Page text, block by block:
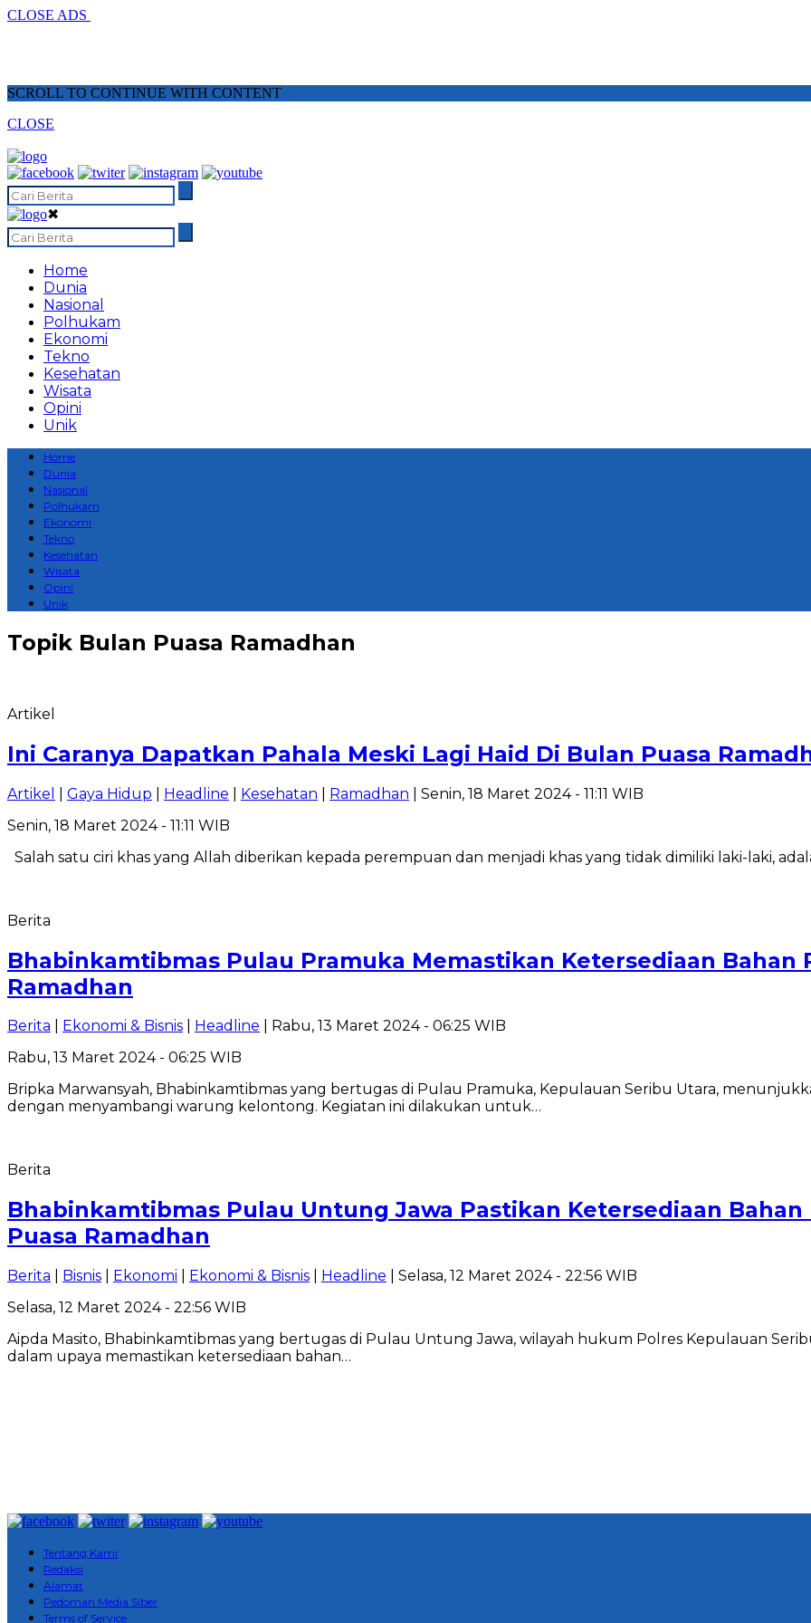
CLOSE ADS
SCROLL TO CONTINUE WITH CONTENT
CLOSE
✖
Home
Dunia
Nasional
Polhukam
Ekonomi
Tekno
Kesehatan
Wisata
Opini
Unik
Home
Dunia
Nasional
Polhukam
Ekonomi
Tekno
Kesehatan
Wisata
Opini
Unik
Topik Bulan Puasa Ramadhan
Artikel
Ini Caranya Dapatkan Pahala Meski Lagi Haid Di Bulan Puasa
Artikel Gaya Hidup Headline Kesehatan Ramadhan | Senin, 18 Maret 2024 - 11:11 WIB
Senin, 18 Maret 2024 - 11:11 WIB
Salah satu ciri khas yang Allah diberikan kepada perempuan dan menjadi khas yang tidak dimiliki laki-laki,
Berita
Bhabinkamtibmas Pulau Pramuka Memastikan Ketersediaan Bahan
Ramadhan
Berita Ekonomi & Bisnis Headline | Rabu, 13 Maret 2024 - 06:25 WIB
Rabu, 13 Maret 2024 - 06:25 WIB
Bripka Marwansyah, Bhabinkamtibmas yang bertugas di Pulau Pramuka, Kepulauan Seribu Utara,
dengan menyambangi warung kelontong. Kegiatan ini dilakukan untuk…
Berita
Bhabinkamtibmas Pulau Untung Jawa Pastikan Ketersediaan Bahan
Puasa Ramadhan
Berita Bisnis Ekonomi Ekonomi & Bisnis Headline | Selasa, 12 Maret 2024 - 22:56 WIB
Selasa, 12 Maret 2024 - 22:56 WIB
Aipda Masito, Bhabinkamtibmas yang bertugas di Pulau Untung Jawa, wilayah hukum Polres Kepulauan
dalam upaya memastikan ketersediaan bahan…
Tentang Kami
Redaksi
Alamat
Pedoman Media Siber
Terms of Service